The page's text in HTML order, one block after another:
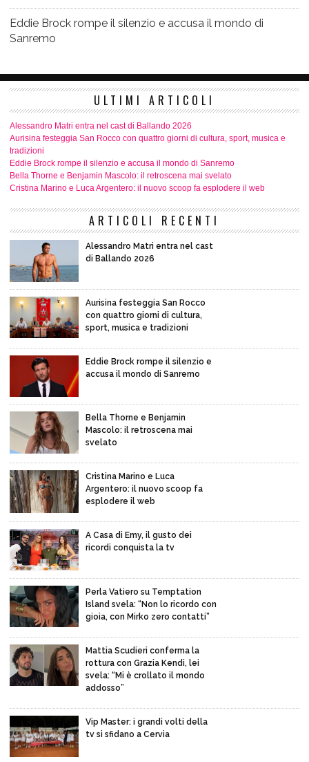
Eddie Brock rompe il silenzio e accusa il mondo di
Sanremo
ULTIMI ARTICOLI
Alessandro Matri entra nel cast di Ballando 2026
Aurisina festeggia San Rocco con quattro giorni di cultura, sport, musica e
tradizioni
Eddie Brock rompe il silenzio e accusa il mondo di Sanremo
Bella Thorne e Benjamin Mascolo: il retroscena mai svelato
Cristina Marino e Luca Argentero: il nuovo scoop fa esplodere il web
ARTICOLI RECENTI
Alessandro Matri entra nel cast
di Ballando 2026
Aurisina festeggia San Rocco
con quattro giorni di cultura,
sport, musica e tradizioni
Eddie Brock rompe il silenzio e
accusa il mondo di Sanremo
Bella Thorne e Benjamin
Mascolo: il retroscena mai
svelato
Cristina Marino e Luca
Argentero: il nuovo scoop fa
esplodere il web
A Casa di Emy, il gusto dei
ricordi conquista la tv
Perla Vatiero su Temptation
Island svela: “Non lo ricordo con
gioia, con Mirko zero contatti”
Mattia Scudieri conferma la
rottura con Grazia Kendi, lei
svela: “Mi è crollato il mondo
addosso”
Vip Master: i grandi volti della
tv si sfidano a Cervia